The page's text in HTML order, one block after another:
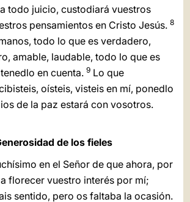
todo juicio, custodiará vuestros
pensamientos en Cristo Jesús. 8
todo lo que es verdadero,
amable, laudable, todo lo que es
en cuenta. 9Lo que
oísteis, visteis en mí, ponedlo
de la paz estará con vosotros.
de los fieles
en el Señor de que ahora, por
florecer vuestro interés por mí;
sentido, pero os faltaba la ocasión.